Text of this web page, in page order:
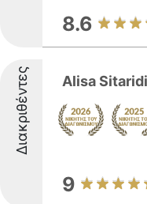
8.6
Διακριθέντες Alisa
9